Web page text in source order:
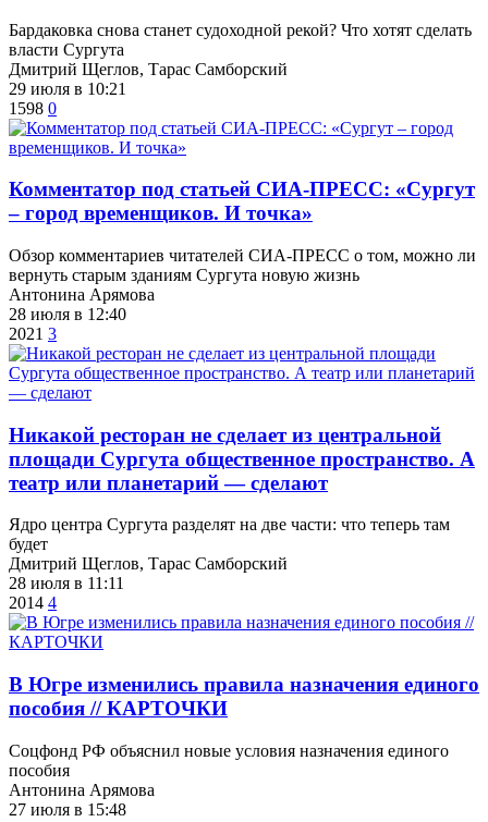
​Бардаковка снова станет судоходной рекой? Что хотят сделать
власти Сургута
Дмитрий Щеглов, Тарас Самборский
29 июля в 10:21
1598 0
​Комментатор под статьей СИА-ПРЕСС: «Сургут
– город временщиков. И точка»
Обзор комментариев читателей СИА-ПРЕСС о том, можно ли
вернуть старым зданиям Сургута новую жизнь
Антонина Арямова
28 июля в 12:40
2021 3
​Никакой ресторан не сделает из центральной
площади Сургута общественное пространство. А
театр или планетарий — сделают
Ядро центра Сургута разделят на две части: что теперь там
будет
Дмитрий Щеглов, Тарас Самборский
28 июля в 11:11
2014 4
​В Югре изменились правила назначения единого
пособия // КАРТОЧКИ
Соцфонд РФ объяснил новые условия назначения единого
пособия
Антонина Арямова
27 июля в 15:48